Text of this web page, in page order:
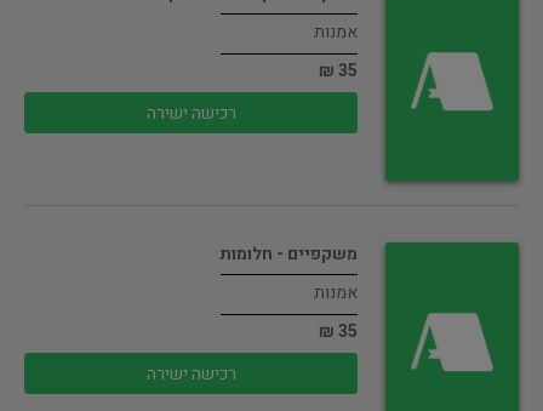
אמנות
35 ₪
רכישה ישירה
משקפיים - חלומות
אמנות
35 ₪
רכישה ישירה